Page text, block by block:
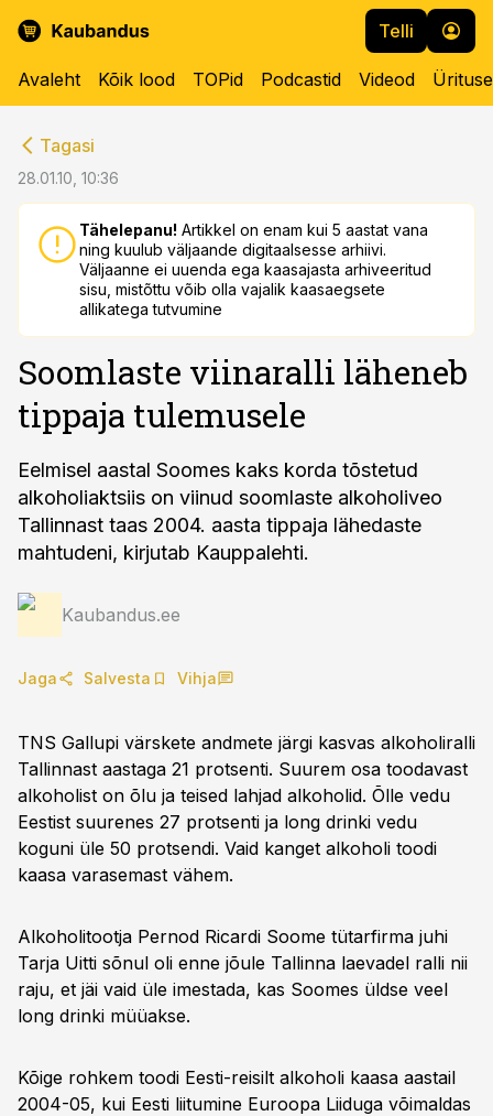
Telli
Avaleht Kõik lood TOPid Podcastid Videod
Tagasi
28.01.10, 10:36
Tähelepanu! Artikkel on enam kui 5 aastat vana
ning kuulub väljaande digitaalsesse arhiivi.
Väljaanne ei uuenda ega kaasajasta arhiveeritud
sisu, mistõttu võib olla vajalik kaasaegsete
allikatega tutvumine
Soomlaste viinaralli läheneb
tippaja tulemusele
Eelmisel aastal Soomes kaks korda tõstetud
alkoholiaktsiis on viinud soomlaste alkoholiveo
Tallinnast taas 2004. aasta tippaja lähedaste
mahtudeni, kirjutab Kauppalehti.
Kaubandus.ee
Jaga Salvesta Vihja
TNS Gallupi värskete andmete järgi kasvas alkoholiralli
Tallinnast aastaga 21 protsenti. Suurem osa toodavast
alkoholist on õlu ja teised lahjad alkoholid. Õlle vedu
Eestist suurenes 27 protsenti ja long drinki vedu
koguni üle 50 protsendi. Vaid kanget alkoholi toodi
kaasa varasemast vähem.
Alkoholitootja Pernod Ricardi Soome tütarfirma juhi
Tarja Uitti sõnul oli enne jõule Tallinna laevadel ralli nii
raju, et jäi vaid üle imestada, kas Soomes üldse veel
long drinki müüakse.
Kõige rohkem toodi Eesti-reisilt alkoholi kaasa aastail
2004-05, kui Eesti liitumine Euroopa Liiduga võimaldas